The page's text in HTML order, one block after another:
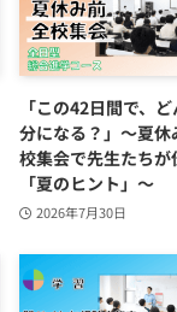
「この42日間で、
分になる？」～夏休
校集会で先生たちが
「夏のヒント」～
2026年7月30日